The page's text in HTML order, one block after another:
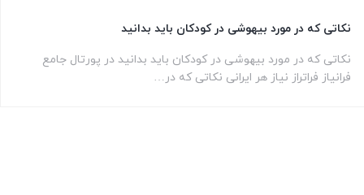
نکاتی که در مورد بیهوشی در کودکان باید بدانید
نکاتی که در مورد بیهوشی در کودکان باید بدانید در پورتال جامع
فرانیاز فراتراز نیاز هر ایرانی نکاتی که در…